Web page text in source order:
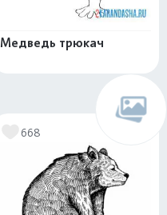
Медведь трюкач
668